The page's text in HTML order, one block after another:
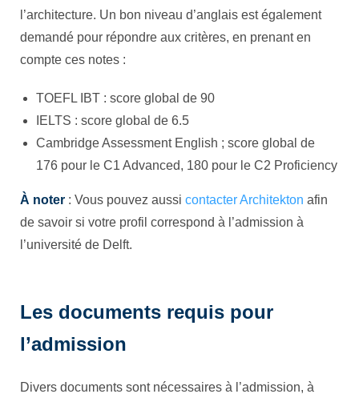
l’architecture. Un bon niveau d’anglais est également
demandé pour répondre aux critères, en prenant en
compte ces notes :
TOEFL IBT : score global de 90
IELTS : score global de 6.5
Cambridge Assessment English ; score global de
176 pour le C1 Advanced, 180 pour le C2 Proficiency
À noter : Vous pouvez aussi contacter Architekton afin
de savoir si votre profil correspond à l’admission à
l’université de Delft.
Les documents requis pour
l’admission
Divers documents sont nécessaires à l’admission, à